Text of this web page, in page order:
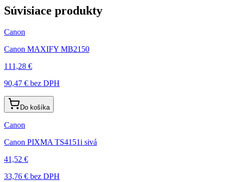
Súvisiace produkty
Canon
Canon MAXIFY MB2150
111,28 €
90,47 € bez DPH
Do košíka
Canon
Canon PIXMA TS4151i sivá
41,52 €
33,76 € bez DPH